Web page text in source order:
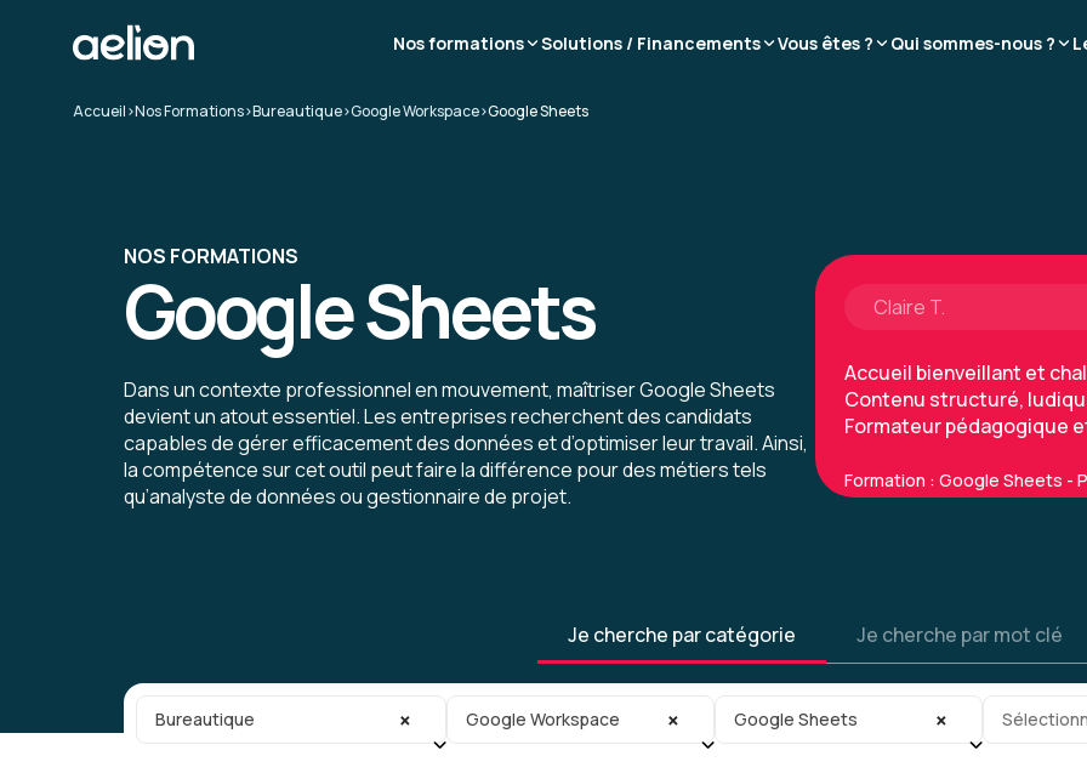
Nos formations Solutions / Financements Vous êtes ? Qui sommes-nous ?
Accueil>Nos Formations>Bureautique>Google Workspace>Google Sheets
NOS FORMATIONS
Google Sheets
Dans un contexte professionnel en mouvement, maîtriser Google Sheets
devient un atout essentiel. Les entreprises recherchent des candidats
capables de gérer efficacement des données et d’optimiser leur travail. Ainsi,
la compétence sur cet outil peut faire la différence pour des métiers tels
qu’analyste de données ou gestionnaire de projet.
Kossiwa S.
Claire T.
Accueil bienveillant et
Contenu structuré,
Formateur pédagogique
Formation : Google Sheets -
Très bonne expérience.
Formation : Google Sheets -
Je cherche par catégorie Je cherche par mot clé
Catégorie principale ×
Bureautique Sous-catégorie ×
Google Workspace Sous-sous-catégorie ×
Google Sheets Tag